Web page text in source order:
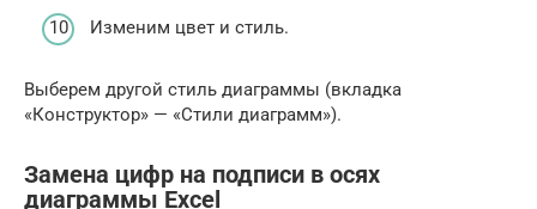
Изменим цвет и стиль.
Выберем другой стиль диаграммы (вкладка
«Конструктор» — «Стили диаграмм»).
Замена цифр на подписи в осях
диаграммы Excel